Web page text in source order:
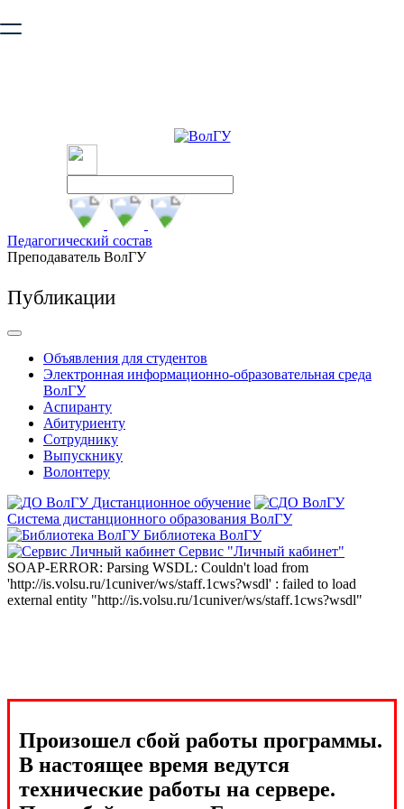
безопасную работу с сайтом. Пожалуйста
Педагогический состав
Преподаватель ВолГУ
Публикации
Объявления для студентов
Электронная информационно-образовательная среда
ВолГУ
Аспиранту
Абитуриенту
Сотруднику
Выпускнику
Волонтеру
Дистанционное обучение
Система дистанционного образования ВолГУ
Библиотека ВолГУ
Сервис "Личный кабинет"
SOAP-ERROR: Parsing WSDL: Couldn't load from
'http://is.volsu.ru/1cuniver/ws/staff.1cws?wsdl' : failed to load
external entity "http://is.volsu.ru/1cuniver/ws/staff.1cws?wsdl"
Произошел сбой работы программы.
В настоящее время ведутся
технические работы на сервере.